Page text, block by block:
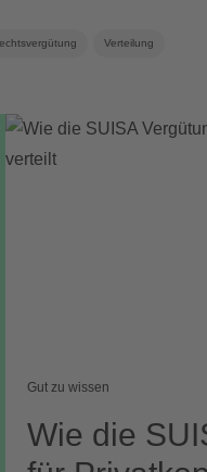
Verteilung
Gut zu wissen
Wie die